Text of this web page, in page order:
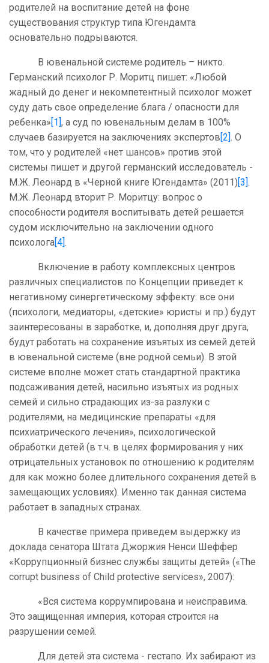
родителей на воспитание детей на фоне
существования структур типа Югендамта
основательно подрываются.
В ювенальной системе родитель – никто.
Германский психолог Р. Моритц пишет: «Любой
жадный до денег и некомпетентный психолог может
суду дать свое определение блага / опасности для
ребенка»[1], а суд по ювенальным делам в 100%
случаев базируется на заключениях экспертов[2]. О
том, что у родителей «нет шансов» против этой
системы пишет и другой германский исследователь -
М.Ж. Леонард в «Черной книге Югендамта» (2011)[3].
М.Ж. Леонард вторит Р. Моритцу: вопрос о
способности родителя воспитывать детей решается
судом исключительно на заключении одного
психолога[4].
Включение в работу комплексных центров
различных специалистов по Концепции приведет к
негативному синергетическому эффекту: все они
(психологи, медиаторы, «детские» юристы и пр.) будут
заинтересованы в заработке, и, дополняя друг друга,
будут работать на сохранение изъятых из семей детей
в ювенальной системе (вне родной семьи). В этой
системе вполне может стать стандартной практика
подсаживания детей, насильно изъятых из родных
семей и сильно страдающих из-за разлуки с
родителями, на медицинские препараты «для
психиатрического лечения», психологической
обработки детей (в т.ч. в целях формирования у них
отрицательных установок по отношению к родителям
для как можно более длительного сохранения детей в
замещающих условиях). Именно так данная система
работает в западных странах.
В качестве примера приведем выдержку из
доклада сенатора Штата Джоржия Ненси Шеффер
«Коррупционный бизнес службы защиты детей» («The
corrupt business of Child protective services», 2007):
«Вся система коррумпирована и неисправима.
Это защищенная империя, которая строится на
разрушении семей.
Для детей эта система - гестапо. Их забирают из